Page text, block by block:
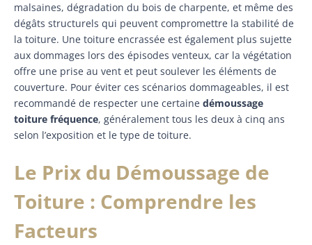
malsaines, dégradation du bois de charpente, et même des
dégâts structurels qui peuvent compromettre la stabilité de
la toiture. Une toiture encrassée est également plus sujette
aux dommages lors des épisodes venteux, car la végétation
offre une prise au vent et peut soulever les éléments de
couverture. Pour éviter ces scénarios dommageables, il est
recommandé de respecter une certaine démoussage
toiture fréquence, généralement tous les deux à cinq ans
selon l’exposition et le type de toiture.
Le Prix du Démoussage de
Toiture : Comprendre les
Facteurs